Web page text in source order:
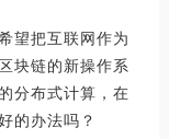
望把互联网作为
块链的新操作系
分布式计算，在
的办法吗？